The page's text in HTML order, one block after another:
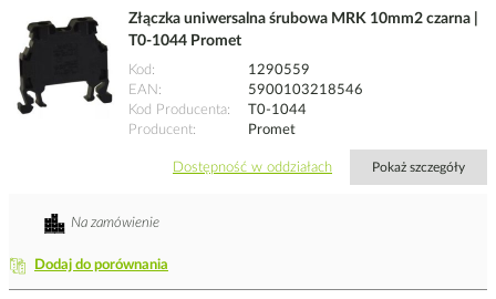
Złączka uniwersalna śrubowa MRK 10mm2 czarna |
T0-1044 Promet
Kod
1290559
EAN
5900103218546
Kod Producenta
T0-1044
Producent
Promet
Dostępność w oddziałach Pokaż szczegóły
Dodaj do porównania
Na zamówienie